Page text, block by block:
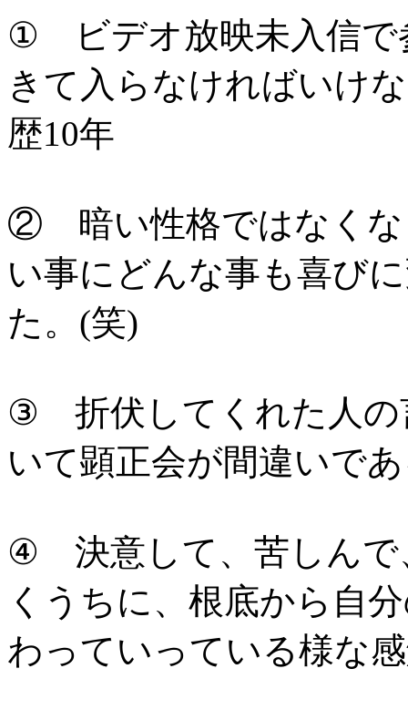
① ビデオ放映未入信で
きて入らなければいけ
歴10年
② 暗い性格ではなく
い事にどんな事も喜び
た。(笑)
③ 折伏してくれた人の
いて顕正会が間違いで
④ 決意して、苦しんで
くうちに、根底から自
わっていっている様な